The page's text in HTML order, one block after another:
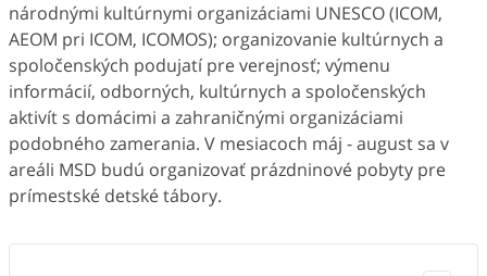
národnými kultúrnymi organizáciami UNESCO (ICOM,
AEOM pri ICOM, ICOMOS); organizovanie kultúrnych a
spoločenských podujatí pre verejnosť; výmenu
informácií, odborných, kultúrnych a spoločenských
aktivít s domácimi a zahraničnými organizáciami
podobného zamerania. V mesiacoch máj - august sa v
areáli MSD budú organizovať prázdninové pobyty pre
prímestské detské tábory.